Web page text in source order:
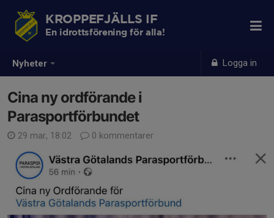
Nyheter Logga in
KROPPEFJÄLLS IF
En idrottsförening för alla!
Cina ny ordförande i
Parasportförbundet
29 mar, 18:02 0 kommentarer